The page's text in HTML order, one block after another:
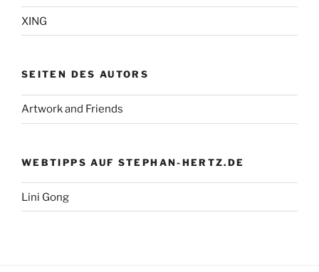
XING
SEITEN DES AUTORS
Artwork and Friends
WEBTIPPS AUF STEPHAN-HERTZ.DE
Lini Gong